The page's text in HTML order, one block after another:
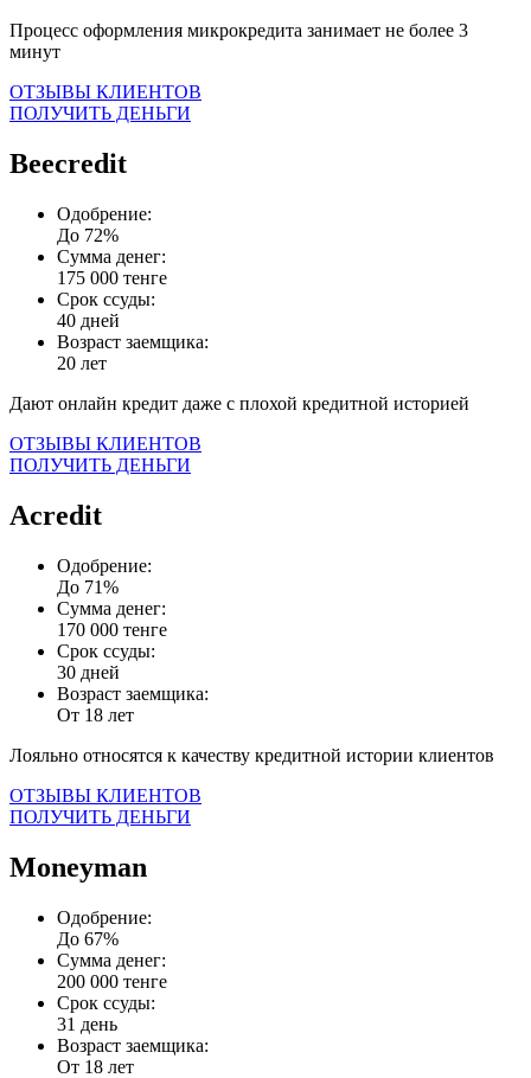
Процесс оформления микрокредита занимает не более 3
минут
ОТЗЫВЫ КЛИЕНТОВ
ПОЛУЧИТЬ ДЕНЬГИ
Beecredit
Одобрение:
До 72%
Сумма денег:
175 000 тенге
Срок ссуды:
40 дней
Возраст заемщика:
20 лет
Дают онлайн кредит даже с плохой кредитной историей
ОТЗЫВЫ КЛИЕНТОВ
ПОЛУЧИТЬ ДЕНЬГИ
Acredit
Одобрение:
До 71%
Сумма денег:
170 000 тенге
Срок ссуды:
30 дней
Возраст заемщика:
От 18 лет
Лояльно относятся к качеству кредитной истории клиентов
ОТЗЫВЫ КЛИЕНТОВ
ПОЛУЧИТЬ ДЕНЬГИ
Moneyman
Одобрение:
До 67%
Сумма денег:
200 000 тенге
Срок ссуды:
31 день
Возраст заемщика:
От 18 лет